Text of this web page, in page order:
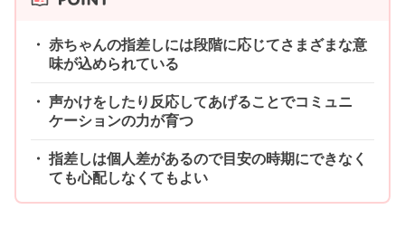
赤ちゃんの指差しには段階に応じてさまざまな意
味が込められている
声かけをしたり反応してあげることでコミュニ
ケーションの力が育つ
指差しは個人差があるので目安の時期にできなく
ても心配しなくてもよい